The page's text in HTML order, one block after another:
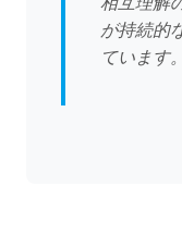
が持続的
ています